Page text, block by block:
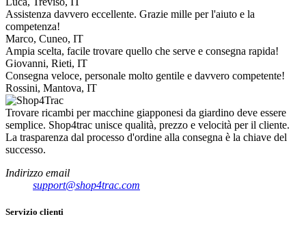
opzioni
possono
essere
scelte
nella
pagina
del
prodotto
Assistenza davvero eccellente. Grazie mille per l'aiuto e la
competenza!
Marco, Cuneo, IT
Ampia scelta, facile trovare quello che serve e consegna rapida!
Giovanni, Rieti, IT
Consegna veloce, personale molto gentile e davvero competente!
Rossini, Mantova, IT
Trovare ricambi per macchine giapponesi da giardino deve essere
semplice. Shop4trac unisce qualità, prezzo e velocità per il cliente.
La trasparenza dal processo d'ordine alla consegna è la chiave del
successo.
Indirizzo email
support@shop4trac.com
Servizio clienti